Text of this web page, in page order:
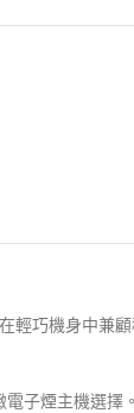
輕巧機身中兼
子煙主機選擇。